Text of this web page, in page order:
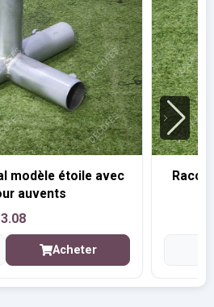
modèle étoile avec
auvents
Acheter